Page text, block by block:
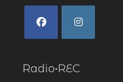
Radio•REC